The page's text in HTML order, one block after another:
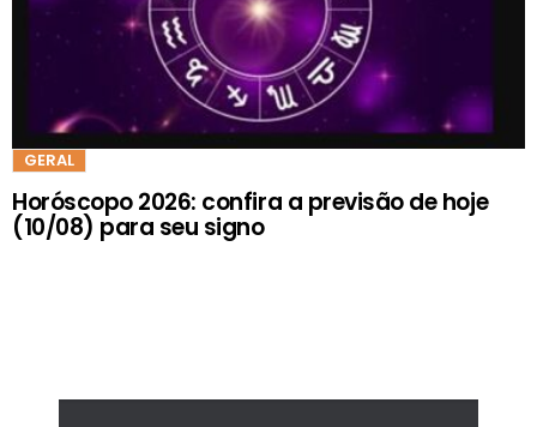
GERAL
Horóscopo 2026: confira a previsão de hoje
(10/08) para seu signo